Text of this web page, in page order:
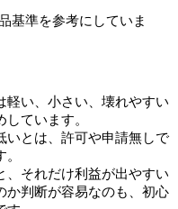
基準を参考にしていま
軽い、小さい、壊れやすい
ています。
いとは、許可や申請無しで
、それだけ利益が出やすい
か判断が容易なのも、初心